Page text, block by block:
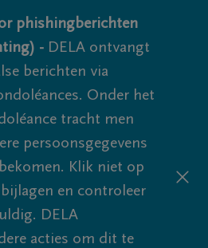
phishingberichten
- DELA ontvangt
berichten via
Onder het
tracht men
persoonsgegevens
Klik niet op
en controleer
DELA
acties om dit te